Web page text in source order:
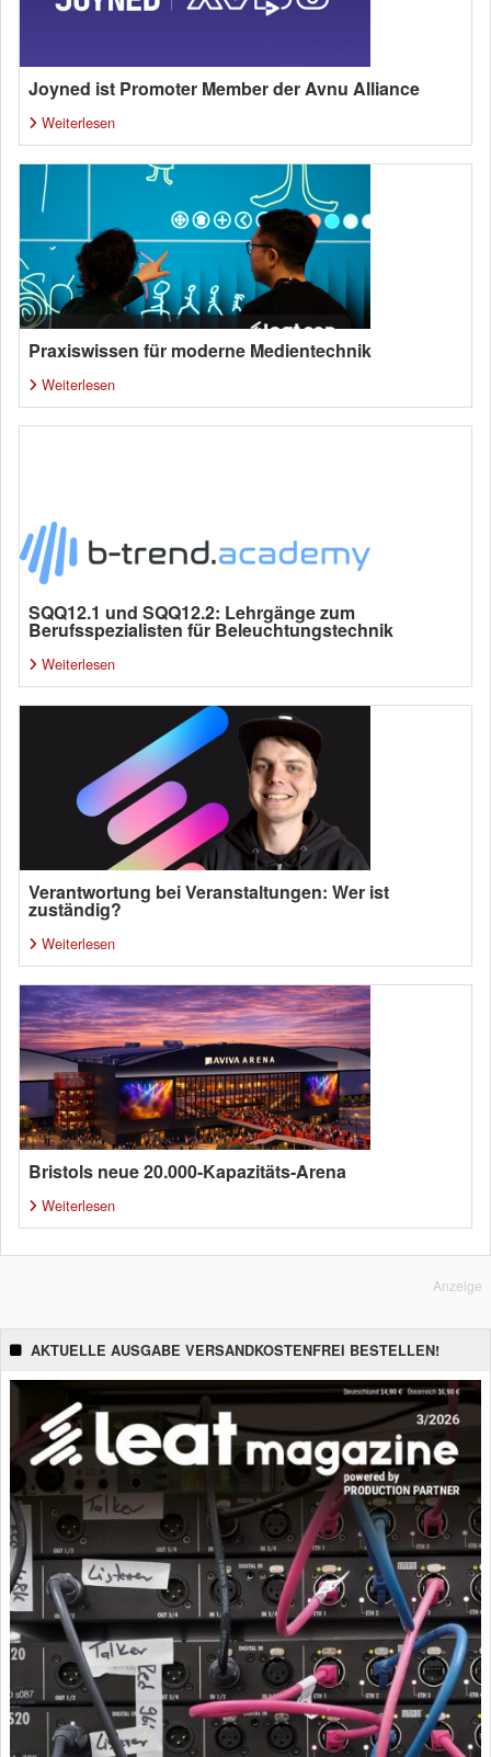
Joyned ist Promoter Member der Avnu Alliance
Weiterlesen
Praxiswissen für moderne Medientechnik
Weiterlesen
SQQ12.1 und SQQ12.2: Lehrgänge zum
Berufsspezialisten für Beleuchtungstechnik
Weiterlesen
Verantwortung bei Veranstaltungen: Wer ist
zuständig?
Weiterlesen
Bristols neue 20.000-Kapazitäts-Arena
Weiterlesen
Anzeige
AKTUELLE AUSGABE VERSANDKOSTENFREI BESTELLEN!